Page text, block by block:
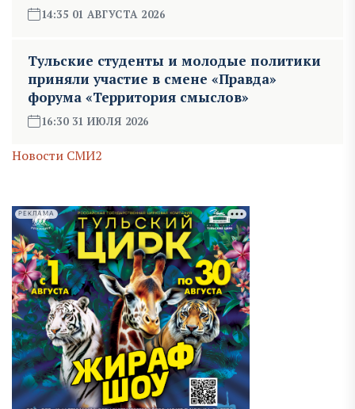
14:35 01 АВГУСТА 2026
Тульские студенты и молодые политики
приняли участие в смене «Правда»
форума «Территория смыслов»
16:30 31 ИЮЛЯ 2026
Новости СМИ2
РЕКЛАМА